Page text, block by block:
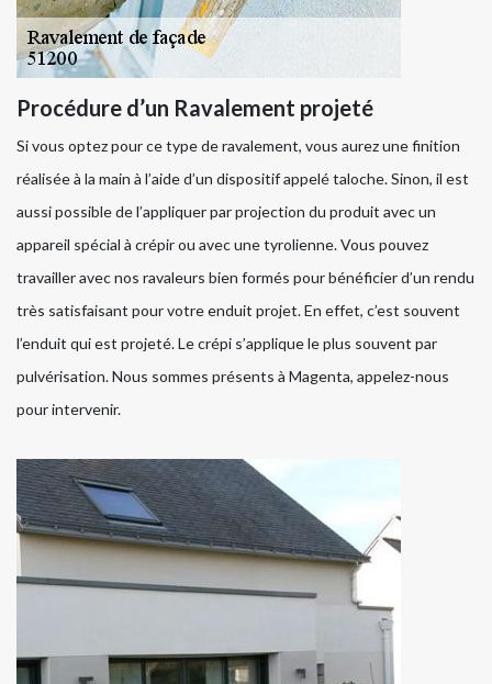
Procédure d’un Ravalement projeté
Si vous optez pour ce type de ravalement, vous aurez une finition
réalisée à la main à l’aide d’un dispositif appelé taloche. Sinon, il est
aussi possible de l’appliquer par projection du produit avec un
appareil spécial à crépir ou avec une tyrolienne. Vous pouvez
travailler avec nos ravaleurs bien formés pour bénéficier d’un rendu
très satisfaisant pour votre enduit projet. En effet, c’est souvent
l’enduit qui est projeté. Le crépi s’applique le plus souvent par
pulvérisation. Nous sommes présents à Magenta, appelez-nous
pour intervenir.